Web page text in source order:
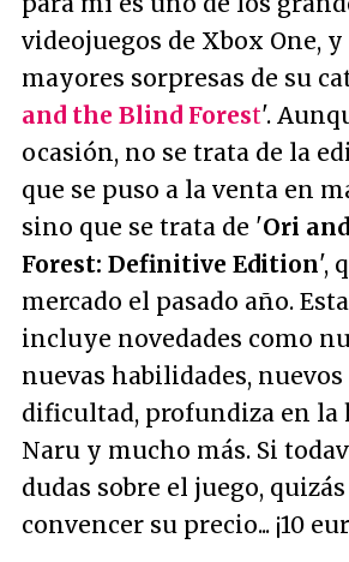
videojuegos de Xbox One,
mayores sorpresas de su
and the Blind Forest'.
ocasión, no se trata de la
que se puso a la venta en
sino que se trata de 'Ori
Forest: Definitive Edition',
mercado el pasado año.
incluye novedades como
nuevas habilidades, nuevos
dificultad, profundiza en la
Naru y mucho más. Si
dudas sobre el juego, quizás
convencer su precio... ¡10